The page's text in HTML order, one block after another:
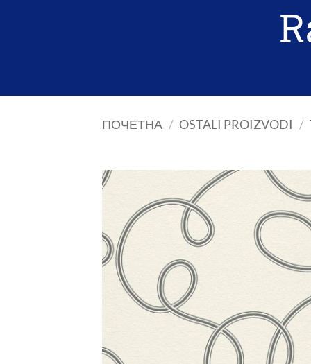
ПОЧЕТНА / OSTALI PROIZVODI /